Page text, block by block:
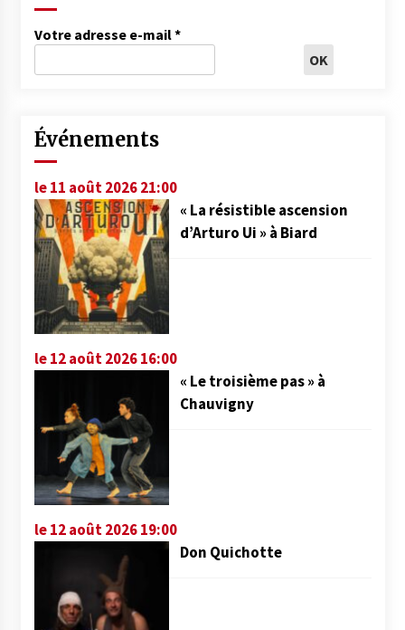
Votre adresse e-mail*
Événements
le 11 août 2026 21:00
« La résistible ascension
d’Arturo Ui » à Biard
le 12 août 2026 16:00
« Le troisième pas » à
Chauvigny
le 12 août 2026 19:00
Don Quichotte